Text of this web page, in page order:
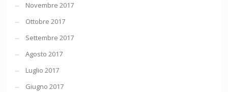
Novembre 2017
Ottobre 2017
Settembre 2017
Agosto 2017
Luglio 2017
Giugno 2017